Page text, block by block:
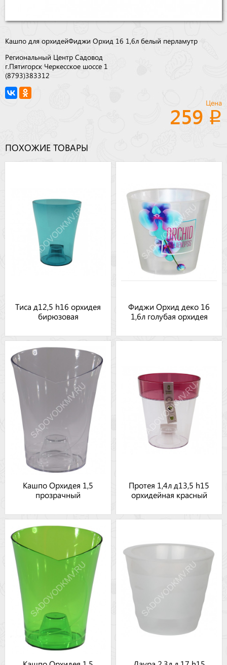
Кашпо для орхидей Фиджи Орхид 16 1,6л белый перламутр
Региональный Центр Садовод
г.Пятигорск Черкесское шоссе 1
(8793)383312
Цена
259
ПОХОЖИЕ ТОВАРЫ
Тиса д12,5 h16 орхидея
бирюзовая
Фиджи Орхид деко 16
1,6л голубая орхидея
Кашпо Орхидея 1,5
прозрачный
Протея 1,4л д13,5 h15
орхидейная красный
Кашпо Орхидея 1,5
Лаура 2,3л д.17 h15